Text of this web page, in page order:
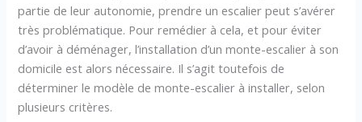
partie de leur autonomie, prendre un escalier peut s’avérer
très problématique. Pour remédier à cela, et pour éviter
d’avoir à déménager, l’installation d’un monte-escalier à son
domicile est alors nécessaire. Il s’agit toutefois de
déterminer le modèle de monte-escalier à installer, selon
plusieurs critères.